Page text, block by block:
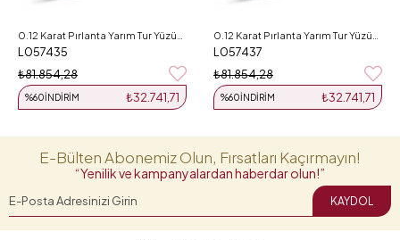
L057435
₺32.741,71
%60İNDIRIM
₺81.854,28
L057437
₺32.741,71
%60İNDIRIM
₺81.854,28
E-Bülten Abonemiz Olun, Fırsatları Kaçırmayın!
“Yenilik ve kampanyalardan haberdar olun!”
KAYDOL